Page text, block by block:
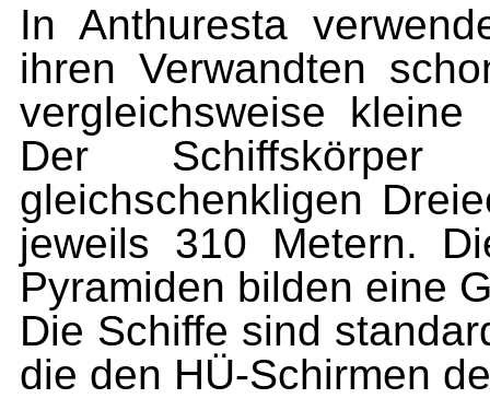
In Anthuresta
ihren Verwandten
vergleichsweise kleine
Der
gleichschenkligen
jeweils 310 Metern.
Pyramiden bilden eine
Die Schiffe sind
die den HÜ-Schirmen